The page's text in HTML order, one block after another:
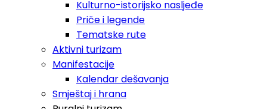
Kulturno-istorijsko nasljeđe
Priče i legende
Tematske rute
Aktivni turizam
Manifestacije
Kalendar dešavanja
Smještaj i hrana